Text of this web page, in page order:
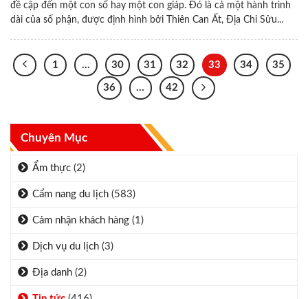
Chuyên Mục
Ẩm thực (2)
Cẩm nang du lịch (583)
Cảm nhận khách hàng (1)
Dịch vụ du lịch (3)
Địa danh (2)
đề cập đến một con số hay một con giáp. Đó là cả một hành trình
dài của số phận, được định hình bởi Thiên Can Ất, Địa Chi Sửu...
1 … 30 31 32 33 34 35
36 … 42